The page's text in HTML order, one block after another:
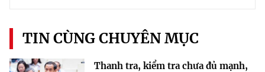
TIN CÙNG CHUYÊN MỤC
Thanh tra, kiểm tra chưa đủ mạnh,